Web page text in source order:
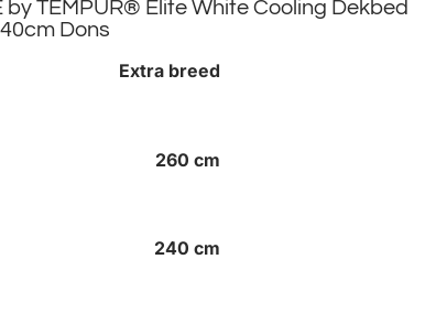
TEMPUR® Elite White Cooling Dekbed
Dons
Extra breed
260 cm
240 cm